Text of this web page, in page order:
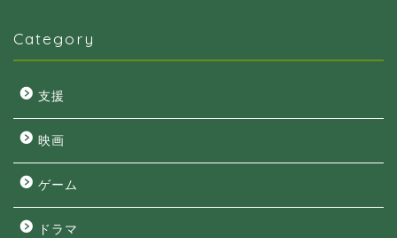
Category
支援
映画
ゲーム
ドラマ